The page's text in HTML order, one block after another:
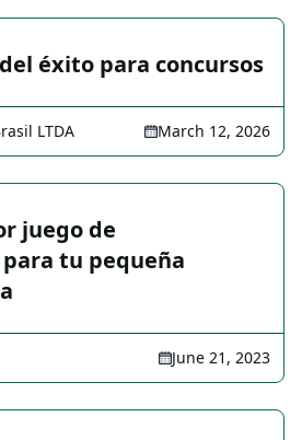
éxito para concursos
LTDA March 12, 2026
juego de
tu pequeña
June 21, 2023